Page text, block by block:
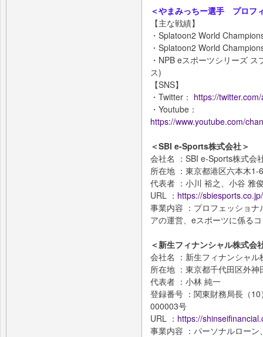
＜やまみっちー選手 プロフ
【主な戦績】
・Splatoon2 World
・Splatoon2 World
・NPB eスポーツシリーズ
ス)
【SNS】
・Twitter： https://
・Youtube：
https://www.youtube.com/
＜SBI e-Sports株式会社＞
会社名 ：SBI e-Sports株式会
所在地 ：東京都港区六本木
代表者 ：小川 裕之、小谷 雅
URL ： https://sbiesports.co.jp/
事業内容 ：プロフェッショ
アの運営、eスポーツに係る
＜新生フィナンシャル株式会
会社名 ：新生フィナンシャル
所在地 ：東京都千代田区外
代表者 ：小林 純一
登録番号 ：関東財務局長（
000003号
URL ： https://
事業内容 ：パーソナルロー